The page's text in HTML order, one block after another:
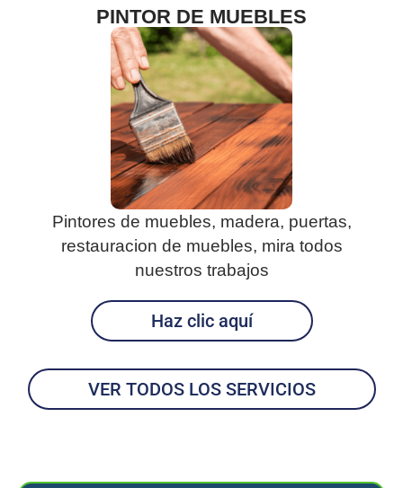
PINTOR DE MUEBLES
Pintores de muebles, madera, puertas,
restauracion de muebles, mira todos
nuestros trabajos
Haz clic aquí
VER TODOS LOS SERVICIOS